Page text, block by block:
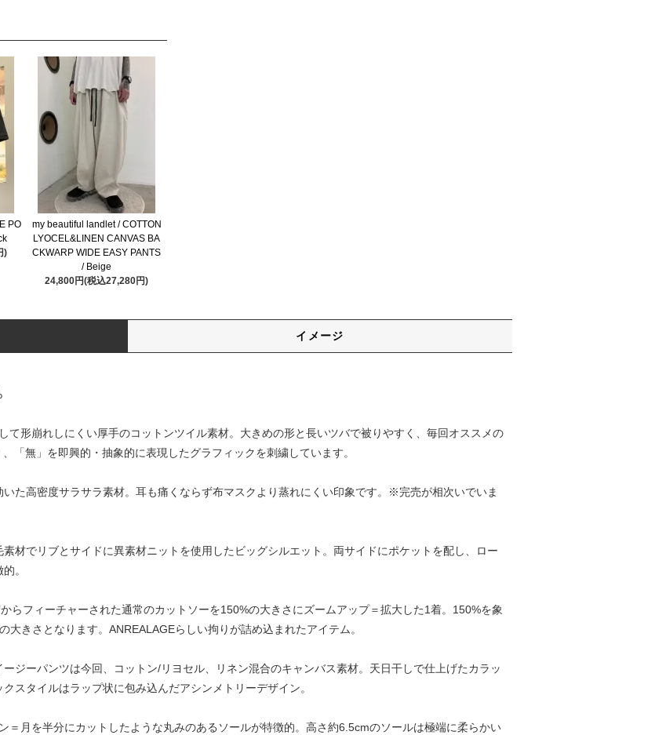
PO
)
my beautiful landlet / COTTON
LYOCEL&LINEN CANVAS BA
CKWARP WIDE EASY PANTS
/ Beige
24,800円(税込27,280円)
イメージ
て形崩れしにくい厚手のコットンツイル素材。大きめの形と長いツバで被りやすく、毎回オススメの
「無」を即興的・抽象的に表現したグラフィックを刺繍しています。
いた高密度サラサラ素材。耳も痛くならず布マスクより蒸れにくい印象です。※完売が相次いでいま
材でリブとサイドに異素材ニットを使用したビッグシルエット。両サイドにポケットを配し、ロー
。
からフィーチャーされた通常のカットソーを150%の大きさにズームアップ＝拡大した1着。150%を象
きさとなります。ANREALAGEらしい拘りが詰め込まれたアイテム。
ジーパンツは今回、コットン/リヨセル、リネン混合のキャンバス素材。天日干しで仕上げたカラッ
スタイルはラップ状に包み込んだアシンメトリーデザイン。
＝月を半分にカットしたような丸みのあるソールが特徴的。高さ約6.5cmのソールは極端に柔らかい